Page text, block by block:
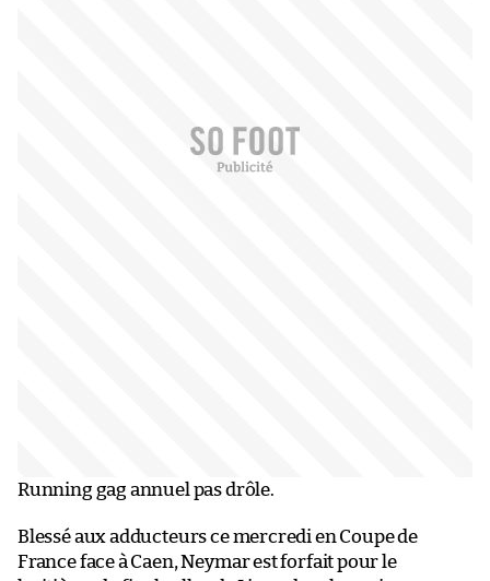
Running gag annuel pas drôle.
Blessé aux adducteurs ce mercredi en Coupe de
France face à Caen, Neymar est forfait pour le